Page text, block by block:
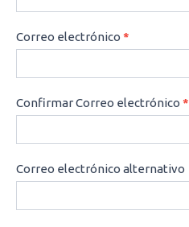
Correo electrónico *
Confirmar Correo electrónico *
Correo electrónico alternativo